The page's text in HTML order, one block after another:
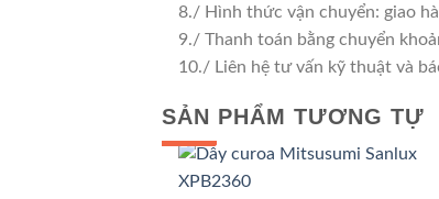
8./ Hình thức vận chuyển: giao
9./ Thanh toán bằng chuyển
10./ Liên hệ tư vấn kỹ thuật và
SẢN PHẨM TƯƠNG TỰ
GIÁ SỈ
GIÁ TỐT